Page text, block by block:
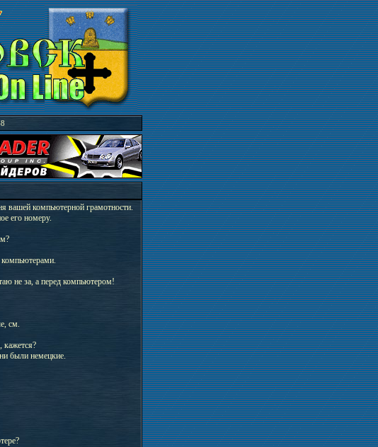
вашей компьютерной грамотности.
его номеру.
компьютерами.
не за, а перед компьютером!
см.
были немецкие.